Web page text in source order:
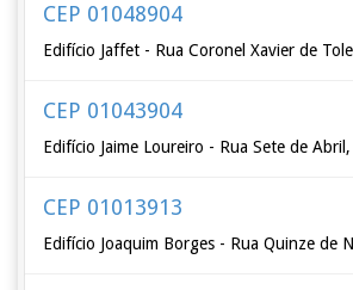
CEP 01048904
Edifício Jaffet - Rua Coronel Xavier de
CEP 01043904
Edifício Jaime Loureiro - Rua Sete de
CEP 01013913
Edifício Joaquim Borges - Rua Quinze de